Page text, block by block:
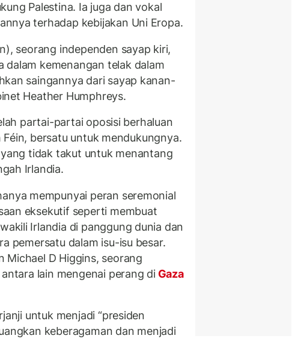
Palestina. Ia juga dan vokal
terhadap kebijakan Uni Eropa.
seorang independen sayap kiri,
dalam kemenangan telak dalam
saingannya dari sayap kanan-
Heather Humphreys.
partai-partai oposisi berhaluan
bersatu untuk mendukungnya.
tidak takut untuk menantang
Irlandia.
mempunyai peran seremonial
eksekutif seperti membuat
Irlandia di panggung dunia dan
pemersatu dalam isu-isu besar.
Michael D Higgins, seorang
lain mengenai perang diGaza
untuk menjadi “presiden
keberagaman dan menjadi